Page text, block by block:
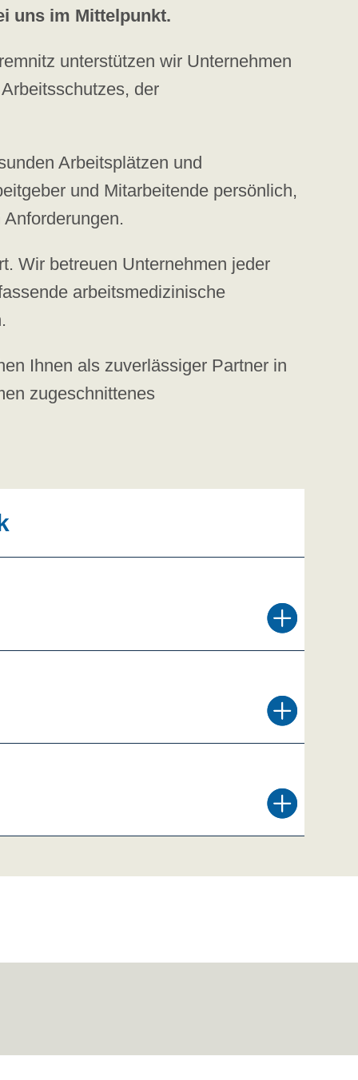
uns im Mittelpunkt.
unterstützen wir Unternehmen
der
Arbeitsplätzen und
und Mitarbeitende persönlich,
Wir betreuen Unternehmen jeder
arbeitsmedizinische
Ihnen als zuverlässiger Partner in
zugeschnittenes